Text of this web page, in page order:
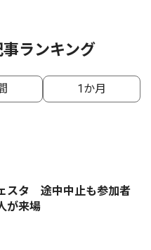
ランキング
1か月
スタ 途中中止も参加者
が来場